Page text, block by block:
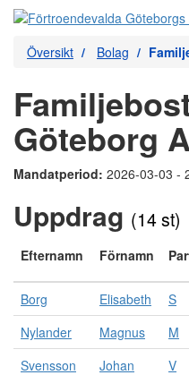
Översikt Bolag
Göteborg
Mandatperiod: 2026-03-03 -
Uppdrag (14 st)
Efternamn Förnamn
Borg Elisabeth S
Nylander
Magnus M
Svensson
Johan V